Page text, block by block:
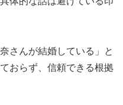
さんが結婚している」と
おらず、信頼できる根拠